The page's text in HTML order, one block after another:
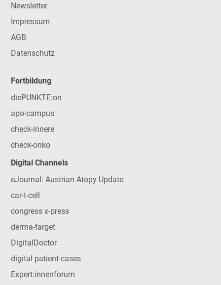
Newsletter
Impressum
AGB
Datenschutz
Fortbildung
diePUNKTE:on
apo-campus
check-innere
check-onko
Digital Channels
eJournal: Austrian Atopy Update
car-t-cell
congress x-press
derma-target
DigitalDoctor
digital patient cases
Expert:innenforum